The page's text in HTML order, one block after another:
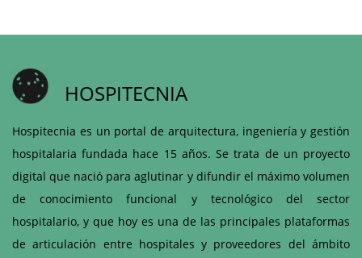
HOSPITECNIA
Hospitecnia es un portal de arquitectura, ingeniería y gestión
hospitalaria fundada hace 15 años. Se trata de un proyecto
digital que nació para aglutinar y difundir el máximo volumen
de conocimiento funcional y tecnológico del sector
hospitalario, y que hoy es una de las principales plataformas
de articulación entre hospitales y proveedores del ámbito